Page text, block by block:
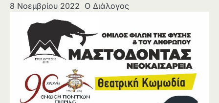
8 Νοεμβρίου 2022 Ο Διάλογος